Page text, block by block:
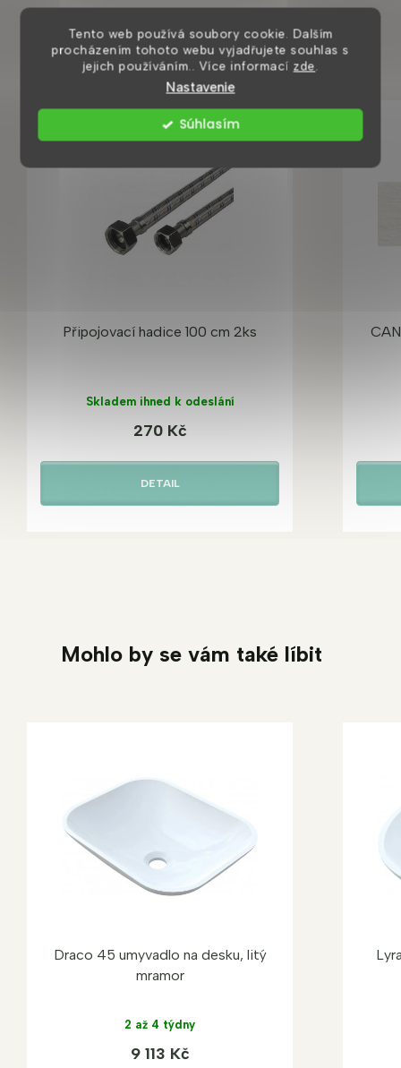
Tento web používá soubory cookie. Dalším
procházením tohoto webu vyjadřujete souhlas s
jejich používáním.. Více informací zde
Nastavenie
Súhlasím
Zákazníci také nakoupili
Připojovací hadice 100 cm 2ks
Skladem ihned k odeslání
270 Kč
DETAIL
Mohlo by se vám také líbit
Draco 45 umyvadlo na desku, litý
mramor
2 až 4 týdny
9 113 Kč